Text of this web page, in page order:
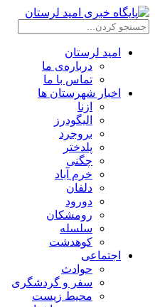
امید لرستان
درباره‌ی ما
تماس با ما
اخبار شهرستان ها
ازنا
الیگودرز
بروجرد
پلدختر
چگنی
خرم آباد
دلفان
دورود
رومشکان
سلسله
کوهدشت
اجتماعی
حوادث
سفر و گردشگری
محیط زیست